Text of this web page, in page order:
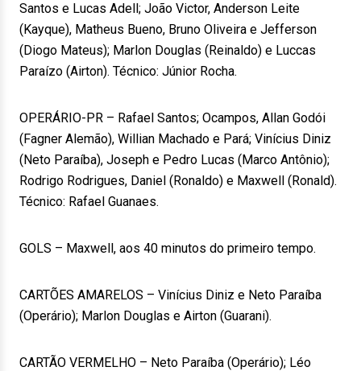
Santos e Lucas Adell; João Victor, Anderson Leite
(Kayque), Matheus Bueno, Bruno Oliveira e Jefferson
(Diogo Mateus); Marlon Douglas (Reinaldo) e Luccas
Paraízo (Airton). Técnico: Júnior Rocha.
OPERÁRIO-PR – Rafael Santos; Ocampos, Allan Godói
(Fagner Alemão), Willian Machado e Pará; Vinícius Diniz
(Neto Paraíba), Joseph e Pedro Lucas (Marco Antônio);
Rodrigo Rodrigues, Daniel (Ronaldo) e Maxwell (Ronald).
Técnico: Rafael Guanaes.
GOLS – Maxwell, aos 40 minutos do primeiro tempo.
CARTÕES AMARELOS – Vinícius Diniz e Neto Paraíba
(Operário); Marlon Douglas e Airton (Guarani).
CARTÃO VERMELHO – Neto Paraíba (Operário); Léo